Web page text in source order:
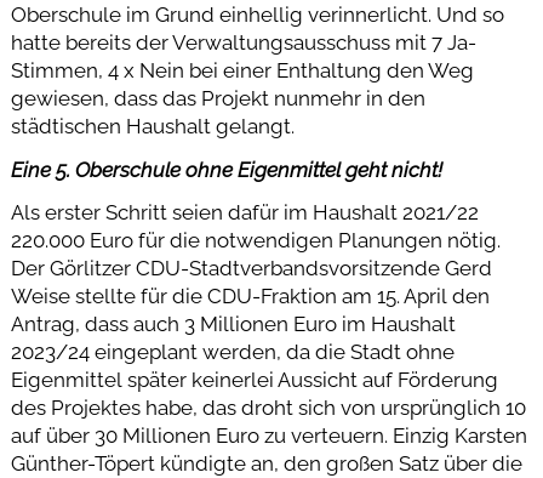
Oberschule im Grund einhellig verinnerlicht. Und so
hatte bereits der Verwaltungsausschuss mit 7 Ja-
Stimmen, 4 x Nein bei einer Enthaltung den Weg
gewiesen, dass das Projekt nunmehr in den
städtischen Haushalt gelangt.
Eine 5. Oberschule ohne Eigenmittel geht nicht!
Als erster Schritt seien dafür im Haushalt 2021/22
220.000 Euro für die notwendigen Planungen nötig.
Der Görlitzer CDU-Stadtverbandsvorsitzende Gerd
Weise stellte für die CDU-Fraktion am 15. April den
Antrag, dass auch 3 Millionen Euro im Haushalt
2023/24 eingeplant werden, da die Stadt ohne
Eigenmittel später keinerlei Aussicht auf Förderung
des Projektes habe, das droht sich von ursprünglich 10
auf über 30 Millionen Euro zu verteuern. Einzig Karsten
Günther-Töpert kündigte an, den großen Satz über die